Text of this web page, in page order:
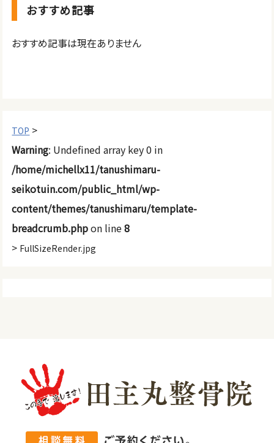
おすすめ記事
おすすめ記事は現在ありません
TOP >
Warning: Undefined array key 0 in
/home/michellx11/tanushimaru-
seikotuin.com/public_html/wp-
content/themes/tanushimaru/template-
breadcrumb.phpon line8
> FullSizeRender.jpg